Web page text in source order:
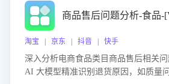
商品售后问题分析-食品-
淘宝 | 京东 | 抖音 | 快手
深入分析电商食品类目商品售后相关
AI 大模型精准识别退货原因，如质量